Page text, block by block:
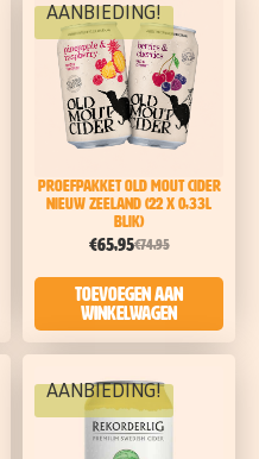
AANBIEDING!
Proefpakket Old Mout Cider
Nieuw Zeeland (22 x 0,33L
BLIK)
€74,95
€65,95
Toevoegen aan
winkelwagen
AANBIEDING!